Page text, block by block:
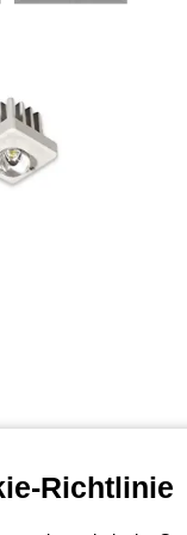
Richtlinie